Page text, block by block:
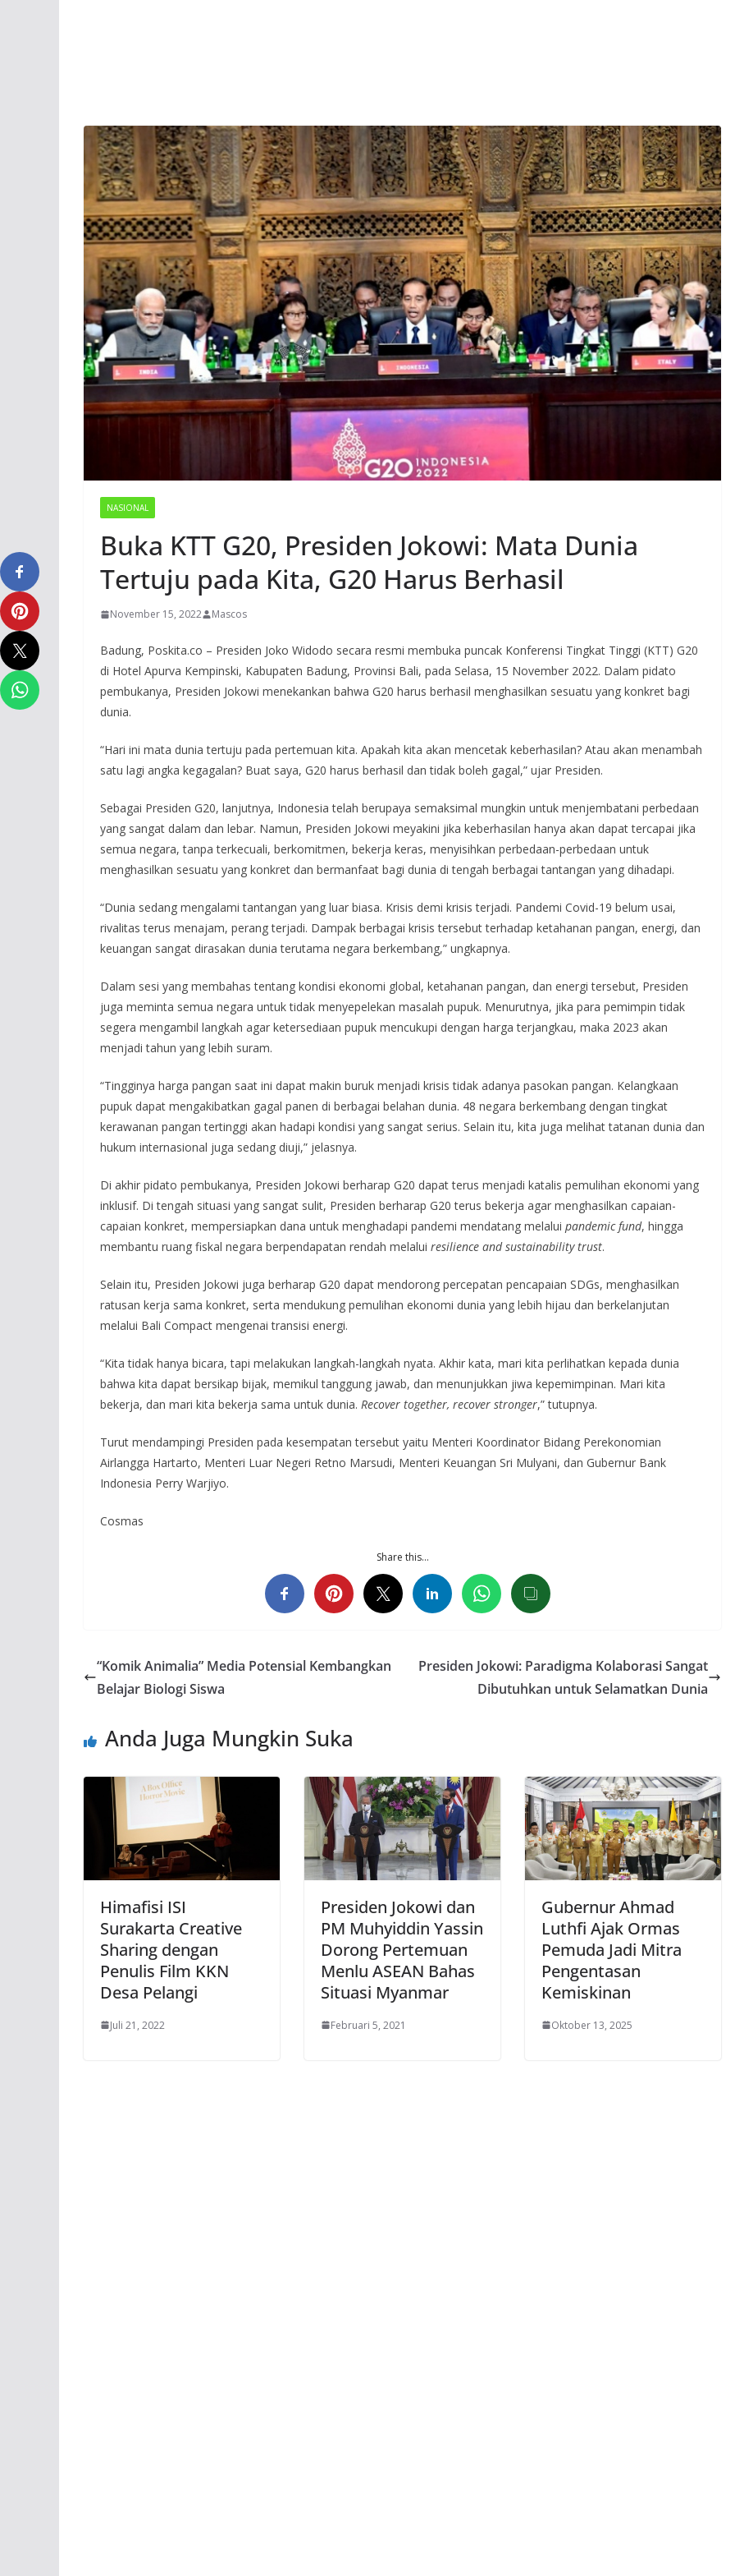
NASIONAL
Buka KTT G20, Presiden Jokowi: Mata Dunia
Tertuju pada Kita, G20 Harus Berhasil
November 15, 2022 Mascos
Badung, Poskita.co – Presiden Joko Widodo secara resmi membuka puncak Konferensi Tingkat Tinggi (KTT) G20
di Hotel Apurva Kempinski, Kabupaten Badung, Provinsi Bali, pada Selasa, 15 November 2022. Dalam pidato
pembukanya, Presiden Jokowi menekankan bahwa G20 harus berhasil menghasilkan sesuatu yang konkret bagi
dunia.
“Hari ini mata dunia tertuju pada pertemuan kita. Apakah kita akan mencetak keberhasilan? Atau akan menambah
satu lagi angka kegagalan? Buat saya, G20 harus berhasil dan tidak boleh gagal,” ujar Presiden.
Sebagai Presiden G20, lanjutnya, Indonesia telah berupaya semaksimal mungkin untuk menjembatani perbedaan
yang sangat dalam dan lebar. Namun, Presiden Jokowi meyakini jika keberhasilan hanya akan dapat tercapai jika
semua negara, tanpa terkecuali, berkomitmen, bekerja keras, menyisihkan perbedaan-perbedaan untuk
menghasilkan sesuatu yang konkret dan bermanfaat bagi dunia di tengah berbagai tantangan yang dihadapi.
“Dunia sedang mengalami tantangan yang luar biasa. Krisis demi krisis terjadi. Pandemi Covid-19 belum usai,
rivalitas terus menajam, perang terjadi. Dampak berbagai krisis tersebut terhadap ketahanan pangan, energi, dan
keuangan sangat dirasakan dunia terutama negara berkembang,” ungkapnya.
Dalam sesi yang membahas tentang kondisi ekonomi global, ketahanan pangan, dan energi tersebut, Presiden
juga meminta semua negara untuk tidak menyepelekan masalah pupuk. Menurutnya, jika para pemimpin tidak
segera mengambil langkah agar ketersediaan pupuk mencukupi dengan harga terjangkau, maka 2023 akan
menjadi tahun yang lebih suram.
“Tingginya harga pangan saat ini dapat makin buruk menjadi krisis tidak adanya pasokan pangan. Kelangkaan
pupuk dapat mengakibatkan gagal panen di berbagai belahan dunia. 48 negara berkembang dengan tingkat
kerawanan pangan tertinggi akan hadapi kondisi yang sangat serius. Selain itu, kita juga melihat tatanan dunia dan
hukum internasional juga sedang diuji,” jelasnya.
Di akhir pidato pembukanya, Presiden Jokowi berharap G20 dapat terus menjadi katalis pemulihan ekonomi yang
inklusif. Di tengah situasi yang sangat sulit, Presiden berharap G20 terus bekerja agar menghasilkan capaian-
capaian konkret, mempersiapkan dana untuk menghadapi pandemi mendatang melalui pandemic fund, hingga
membantu ruang fiskal negara berpendapatan rendah melalui resilience and sustainability trust.
Selain itu, Presiden Jokowi juga berharap G20 dapat mendorong percepatan pencapaian SDGs, menghasilkan
ratusan kerja sama konkret, serta mendukung pemulihan ekonomi dunia yang lebih hijau dan berkelanjutan
melalui Bali Compact mengenai transisi energi.
“Kita tidak hanya bicara, tapi melakukan langkah-langkah nyata. Akhir kata, mari kita perlihatkan kepada dunia
bahwa kita dapat bersikap bijak, memikul tanggung jawab, dan menunjukkan jiwa kepemimpinan. Mari kita
bekerja, dan mari kita bekerja sama untuk dunia. Recover together, recover stronger,” tutupnya.
Turut mendampingi Presiden pada kesempatan tersebut yaitu Menteri Koordinator Bidang Perekonomian
Airlangga Hartarto, Menteri Luar Negeri Retno Marsudi, Menteri Keuangan Sri Mulyani, dan Gubernur Bank
Indonesia Perry Warjiyo.
Cosmas
Share this…
“Komik Animalia” Media Potensial Kembangkan
Belajar Biologi Siswa
Presiden Jokowi: Paradigma Kolaborasi Sangat
Dibutuhkan untuk Selamatkan Dunia
Anda Juga Mungkin Suka
Himafisi ISI
Surakarta Creative
Sharing dengan
Penulis Film KKN
Desa Pelangi
Juli 21, 2022
Presiden Jokowi dan
PM Muhyiddin Yassin
Dorong Pertemuan
Menlu ASEAN Bahas
Situasi Myanmar
Februari 5, 2021
Gubernur Ahmad
Luthfi Ajak Ormas
Pemuda Jadi Mitra
Pengentasan
Kemiskinan
Oktober 13, 2025